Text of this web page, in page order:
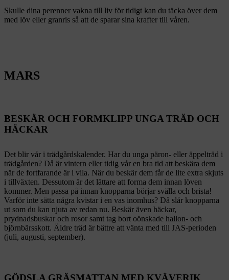
Skulle dina perenner vakna till liv för tidigt kan du täcka över dem
med löv eller granris så att de sparar sina krafter till våren.
MARS
BESKÄR OCH FORMKLIPP UNGA TRÄD OCH
HÄCKAR
Det blir vår i trädgårdskalender. Har du unga päron- eller äppelträd i
trädgården? Då är vintern eller tidig vår en bra tid att beskära dem
när de fortfarande är i vila. När du beskär dem får de lite extra skjuts
i tillväxten. Dessutom är det lättare att forma dem innan löven
kommer. Men passa på innan knopparna börjar svälla och brista!
Varför inte sätta några kvistar i en vas inomhus? Då slår knopparna
ut som du kan njuta av redan nu. Beskär även häckar,
prydnadsbuskar och rosor samt tag bort oönskade hallon- och
björnbärsskott. Äldre träd är bättre att vänta med till JAS-perioden
(juli, augusti, september).
GÖDSLA GRÄSMATTAN MED KVÄVERIK